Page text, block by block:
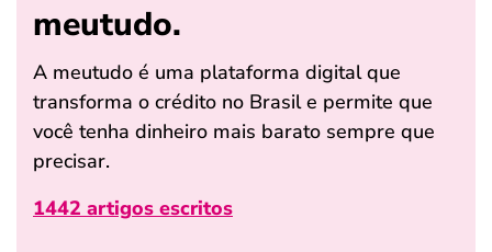
meutudo.
A meutudo é uma plataforma digital que
transforma o crédito no Brasil e permite que
você tenha dinheiro mais barato sempre que
precisar.
1442 artigos escritos